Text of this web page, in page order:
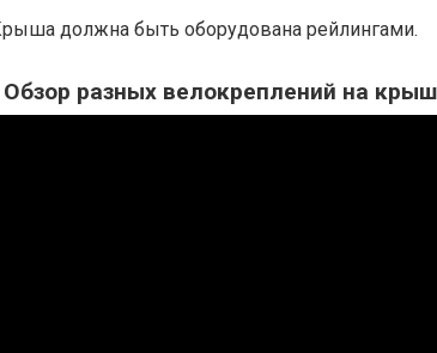
должна быть оборудована рейлингами.
разных велокреплений на